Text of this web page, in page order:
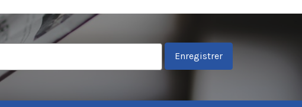
Enregistrer